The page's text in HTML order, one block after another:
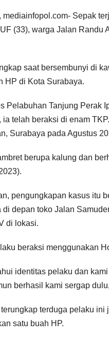
Sepak
(33), warga Jalan Randu
saat bersembunyi di
HP di Kota Surabaya.
Pelabuhan Tanjung Perak
ia telah beraksi di enam
Surabaya pada Agustus
berupa kalung dan
pengungkapan kasus itu
di depan toko Jalan
di lokasi.
beraksi menggunakan
identitas pelaku dan
berhasil kami sergap
terduga pelaku
satu buah HP.